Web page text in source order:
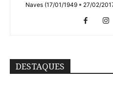
Naves (17/01/1949 * 27/02/
DESTAQUES